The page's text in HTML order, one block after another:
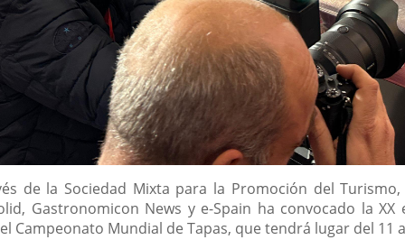
de la Sociedad Mixta para la Promoción del
Gastronomicon News y e-Spain ha convocado la
Campeonato Mundial de Tapas, que tendrá lugar del